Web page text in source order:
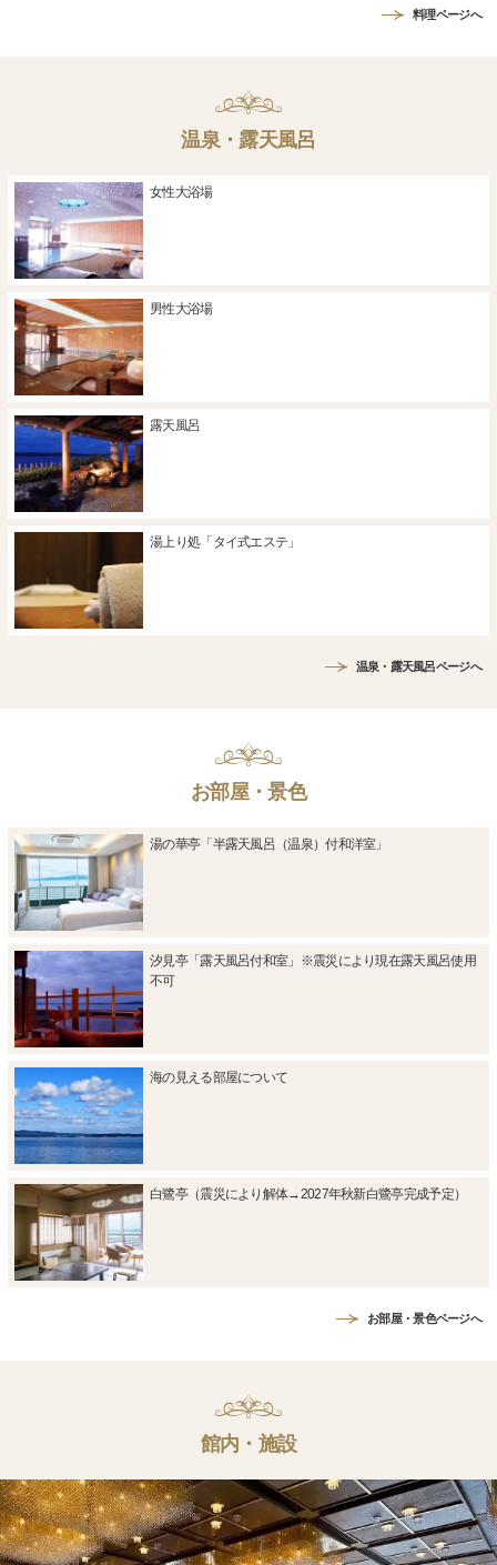
料理ページへ
温泉・露天風呂
女性大浴場
男性大浴場
露天風呂
湯上り処「タイ式エステ」
温泉・露天風呂ページへ
お部屋・景色
湯の華亭「半露天風呂（温泉）付和洋室」
汐見亭「露天風呂付和室」※震災により現在露天風呂使用
不可
海の見える部屋について
白鷺亭（震災により解体→2027年秋新白鷺亭完成予定）
お部屋・景色ページへ
館内・施設